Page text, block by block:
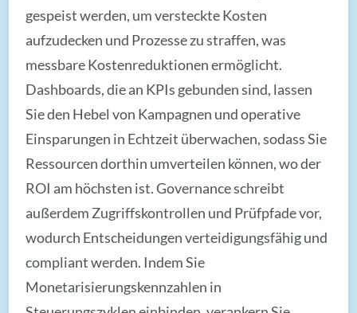
gespeist werden, um versteckte Kosten
aufzudecken und Prozesse zu straffen, was
messbare Kostenreduktionen ermöglicht.
Dashboards, die an KPIs gebunden sind, lassen
Sie den Hebel von Kampagnen und operative
Einsparungen in Echtzeit überwachen, sodass Sie
Ressourcen dorthin umverteilen können, wo der
ROI am höchsten ist. Governance schreibt
außerdem Zugriffskontrollen und Prüfpfade vor,
wodurch Entscheidungen verteidigungsfähig und
compliant werden. Indem Sie
Monetarisierungskennzahlen in